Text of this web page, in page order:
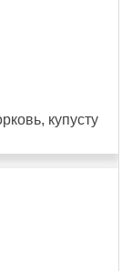
купусту